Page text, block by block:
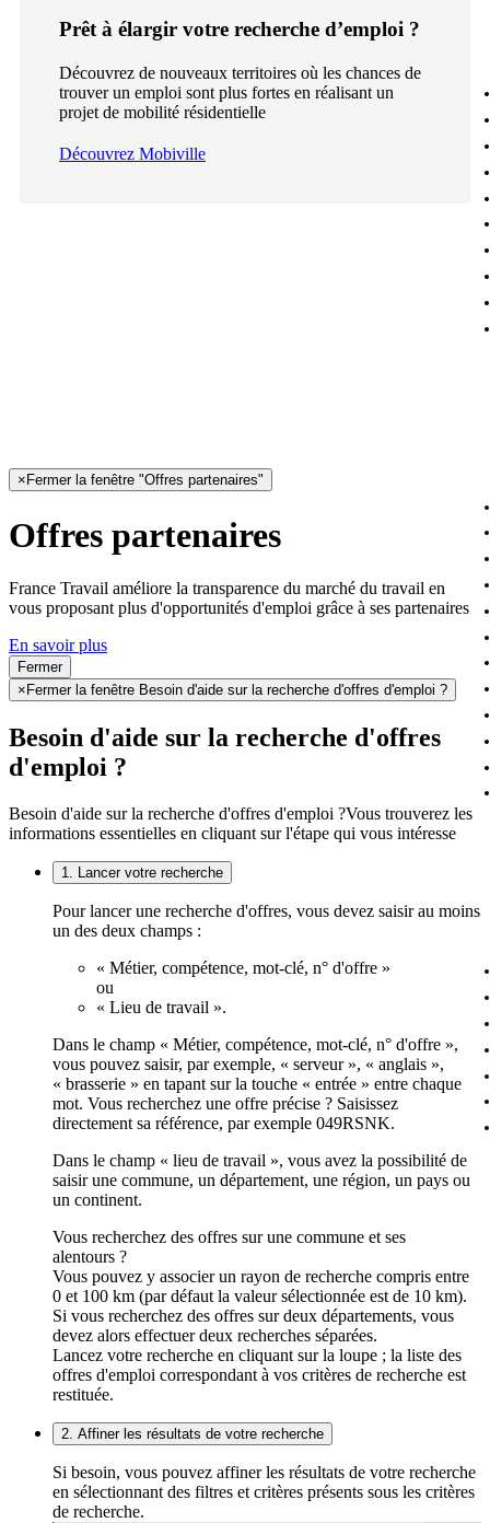
Prêt à élargir votre recherche d’emploi ?
Découvrez de nouveaux territoires où les chances de
trouver un emploi sont plus fortes en réalisant un
projet de mobilité résidentielle
Découvrez Mobiville
× Fermer la fenêtre "Offres partenaires"
Offres partenaires
France Travail améliore la transparence du marché du travail en
vous proposant plus d'opportunités d'emploi grâce à ses partenaires
En savoir plus
Fermer
× Fermer la fenêtre Besoin d'aide sur la recherche d'offres d'emploi ?
Besoin d'aide sur la recherche d'offres
d'emploi ?
Besoin d'aide sur la recherche d'offres d'emploi ?Vous trouverez les
informations essentielles en cliquant sur l'étape qui vous intéresse
1. Lancer votre recherche
Pour lancer une recherche d'offres, vous devez saisir au moins
un des deux champs :
« Métier, compétence, mot-clé, n° d'offre »
ou
« Lieu de travail ».
Dans le champ « Métier, compétence, mot-clé, n° d'offre »,
vous pouvez saisir, par exemple, « serveur », « anglais »,
« brasserie » en tapant sur la touche « entrée » entre chaque
mot. Vous recherchez une offre précise ? Saisissez
directement sa référence, par exemple 049RSNK.
Dans le champ « lieu de travail », vous avez la possibilité de
saisir une commune, un département, une région, un pays ou
un continent.
Vous recherchez des offres sur une commune et ses
alentours ?
Vous pouvez y associer un rayon de recherche compris entre
0 et 100 km (par défaut la valeur sélectionnée est de 10 km).
Si vous recherchez des offres sur deux départements, vous
devez alors effectuer deux recherches séparées.
Lancez votre recherche en cliquant sur la loupe ; la liste des
offres d'emploi correspondant à vos critères de recherche est
restituée.
2. Affiner les résultats de votre recherche
Si besoin, vous pouvez affiner les résultats de votre recherche
en sélectionnant des filtres et critères présents sous les critères
de recherche.